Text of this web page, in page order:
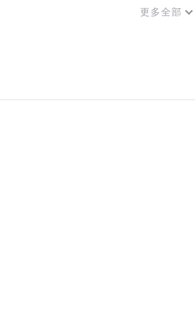
。
更多全部